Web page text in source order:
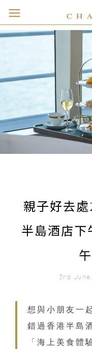
親子好去
半島酒店下
3rd
想與小朋友一
錯過香港半島
「海上美食體